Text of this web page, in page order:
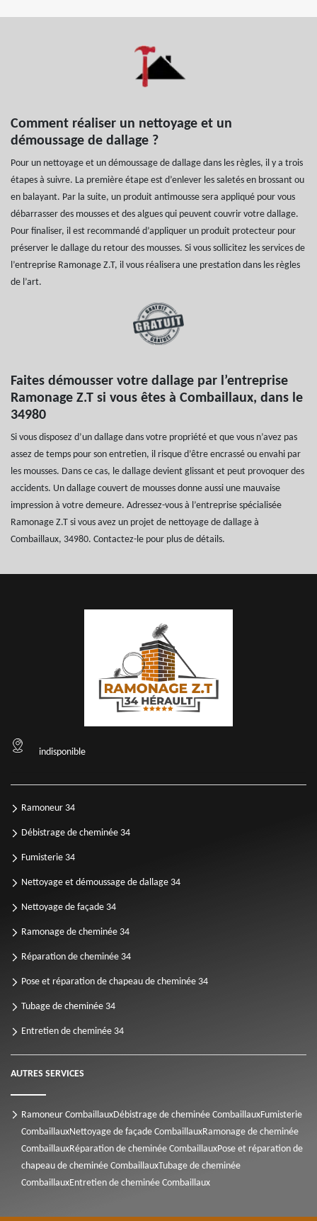
Comment réaliser un nettoyage et un
démoussage de dallage ?
Pour un nettoyage et un démoussage de dallage dans les règles, il y a trois
étapes à suivre. La première étape est d’enlever les saletés en brossant ou
en balayant. Par la suite, un produit antimousse sera appliqué pour vous
débarrasser des mousses et des algues qui peuvent couvrir votre dallage.
Pour finaliser, il est recommandé d’appliquer un produit protecteur pour
préserver le dallage du retour des mousses. Si vous sollicitez les services de
l’entreprise Ramonage Z.T, il vous réalisera une prestation dans les règles
de l’art.
Faites démousser votre dallage par l’entreprise
Ramonage Z.T si vous êtes à Combaillaux, dans le
34980
Si vous disposez d’un dallage dans votre propriété et que vous n’avez pas
assez de temps pour son entretien, il risque d’être encrassé ou envahi par
les mousses. Dans ce cas, le dallage devient glissant et peut provoquer des
accidents. Un dallage couvert de mousses donne aussi une mauvaise
impression à votre demeure. Adressez-vous à l’entreprise spécialisée
Ramonage Z.T si vous avez un projet de nettoyage de dallage à
Combaillaux, 34980. Contactez-le pour plus de détails.
indisponible
Ramoneur 34
Débistrage de cheminée 34
Fumisterie 34
Nettoyage et démoussage de dallage 34
Nettoyage de façade 34
Ramonage de cheminée 34
Réparation de cheminée 34
Pose et réparation de chapeau de cheminée 34
Tubage de cheminée 34
Entretien de cheminée 34
AUTRES SERVICES
Ramoneur CombaillauxDébistrage de cheminée CombaillauxFumisterie
CombaillauxNettoyage de façade CombaillauxRamonage de cheminée
CombaillauxRéparation de cheminée CombaillauxPose et réparation de
chapeau de cheminée CombaillauxTubage de cheminée
CombaillauxEntretien de cheminée Combaillaux